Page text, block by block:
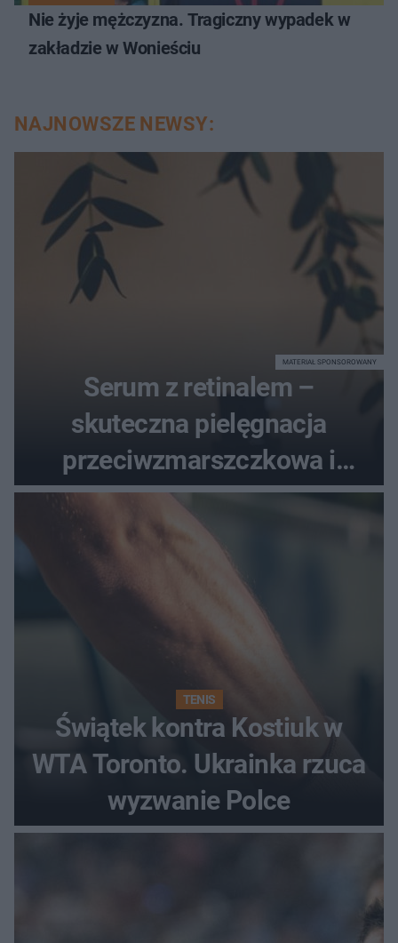
Nie żyje mężczyzna. Tragiczny wypadek w
zakładzie w Wonieściu
NAJNOWSZE NEWSY:
Serum z retinalem –
skuteczna pielęgnacja
przeciwzmarszczkowa i
regenerująca
MATERIAŁ SPONSOROWANY
TENIS
Świątek kontra Kostiuk w
WTA Toronto. Ukrainka rzuca
wyzwanie Polce